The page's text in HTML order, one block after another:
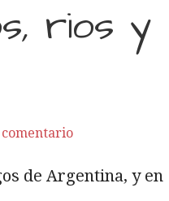
rios y
comentario
de Argentina, y en